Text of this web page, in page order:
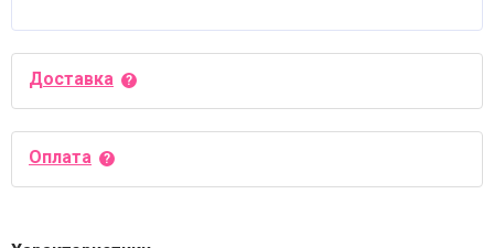
Доставка
Оплата